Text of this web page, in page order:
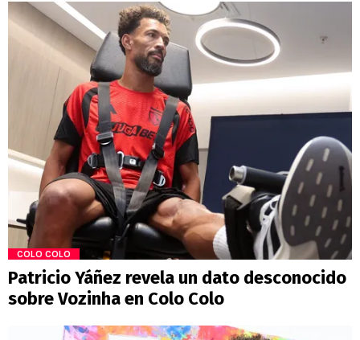
COLO COLO
Patricio Yáñez revela un dato desconocido
sobre Vozinha en Colo Colo